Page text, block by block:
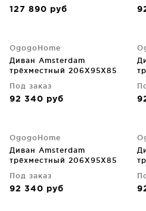
127 890 руб
OgogoHome
Диван Amsterdam
трёхместный 206X95X85
Под заказ
92 340 руб
OgogoHome
Диван Amsterdam
трёхместный 206X95X85
Под заказ
92 340 руб